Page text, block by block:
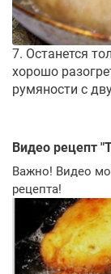
7. Останется
хорошо
румяности с
Видео рецепт "
Важно! Видео
рецепта!